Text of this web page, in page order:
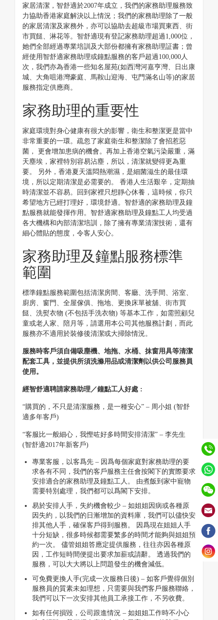
家居清潔，智舒適於2007年成立，我們的家務助理服務致
力協助香港家庭解決以上情況；我們的家務助理除了一般
的家居清潔及家務外，亦可以協助去超級市場買東西、街
市買餸、淋花等。智舒適現有登記家務助理超過1,000位，
她們全部經過專業培訓及大部份都擁有家務助理証書；曾
經使用智舒適家務助理或鐘點服務的客戶超過100,000人
次，我們亦為香港一些知名屋苑(如西灣河嘉亨灣、日出康
城、大角咀港灣豪庭、馬鞍山迎海、屯門滿名山等)的家居
服務指定供應商。
家務助理的重要性
家庭環境對身心健康有很大的影響，衛生和整潔更是當中
非常重要的一環。疏忽了家庭衛生和整潔除了會招惹惡
菌， 更會增加患病的機會。再加上香港空氣污染嚴重，滿
天塵埃，家裡特別容易沾塵，所以，清潔就變得更為重
要。 另外，香港夏天溫悶熱潮濕，是細菌滋生的最佳環
境，所以定期清潔是必需要的。 香港人生活艱辛，定期抽
時清潔並不容易。回到家裡只想靜心休養，這時候，你只
希望地方已經打理好，環境舒適。智舒適的家務助理及鐘
點服務就能發揮作用。智舒適家務助理及鐘點工人均受過
各大機構和內部清潔培訓，除了擁有專業清潔技術，還有
細心體貼的態度，令客人安心。
家務助理及鐘點服務標準
範圍
標準鐘點服務範圍包括清潔房間、客廳、洗手間、浴室、
廚房、窗門、全屋傢俱、拖地、更換床單被舖、街市買
餸、洗熨衣物 (不包括手洗衣物) 等基本工作，如需照顧兒
童或老人家、陪月等，請選用本公司其他服務計劃，而此
服務亦不適用於裝修後清潔或大掃除情況。
服務時客戶須自備吸塵機、地拖、水桶、抹窗用具等清潔
配套工具，並提供所須洗滌用品或清潔劑以供公司服務員
使用。
經智舒適聘請家務助理／鐘點工人好處 :
“購買的，不只是清潔服務，是一種安心” – 周小姐 (智舒
適多年客戶)
“客服比一般細心，我慳咗好多時間安排清潔” – 李先生
(智舒適2017年新客戶)
專業客服，以客爲先 – 因爲每個家庭對家務助理的要
求各有不同，我們的客戶服務主任會按閣下的實際要求
安排適合的家務助理及鐘點工人。 由煮飯到家中寵物
需要特別處理，我們都可以爲閣下安排。
易於安排人手，失約機會較少 – 如姐姐因病或各種原
因失約，以我們的日漸增加的資料庫，我們可以儘快安
排其他人手，確保客戶得到服務。 因爲現在姐姐人手
十分短缺，很多時候都需要繁多的時間才能夠與姐姐預
約一次。 儘管姐姐答應定提供服務，往往亦因各種原
因，工作短時間便提出要求加薪或請辭。 透過我們的
服務，可以大大將以上問題發生的機會減低。
可免費更換人手(完成一次服務日後) – 如客戶覺得個別
服務員的質素未如理想，只需要與我們客戶服務聯絡，
我們可以下一次安排其他員工承接工作，不另收費。
如有任何損毀，公司跟進情況 – 如姐姐工作時不小心